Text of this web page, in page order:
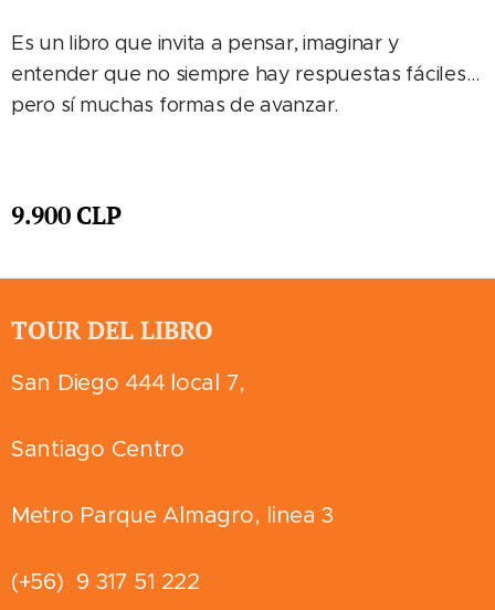
Es un libro que invita a pensar, imaginar y
entender que no siempre hay respuestas fáciles…
pero sí muchas formas de avanzar.
9.900CLP
TOUR DEL LIBRO
San Diego 444 local 7,
Santiago Centro
Metro Parque Almagro, linea 3
(+56) 9 317 51 222